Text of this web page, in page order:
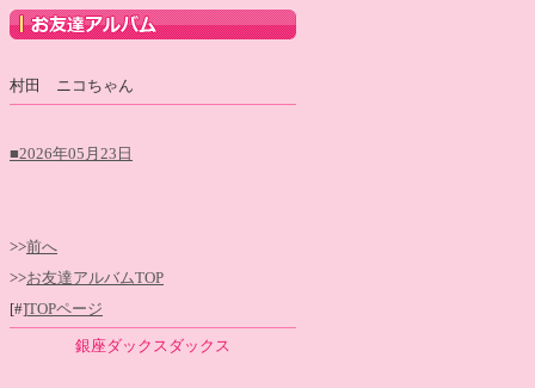
村田 ニコちゃん
■2026年05月23日
>>前へ
>>お友達アルバムTOP
[#]TOPページ
銀座ダックスダックス